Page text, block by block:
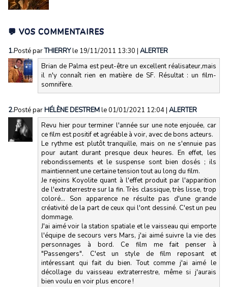
💬 VOS COMMENTAIRES
1.Posté parTHIERRYle 19/11/2011 13:30 | ALERTER
Brian de Palma est peut-être un excellent réalisateur,mais
il n'y connaît rien en matière de SF. Résultat : un film-
somnifère.
2.Posté parHÉLÈNE DESTREMle 01/01/2021 12:04| ALERTER
Revu hier pour terminer l'année sur une note enjouée, car
ce film est positif et agréable à voir, avec de bons acteurs.
Le rythme est plutôt tranquille, mais on ne s'ennuie pas
pour autant durant presque deux heures. En effet, les
rebondissements et le suspense sont bien dosés ; ils
maintiennent une certaine tension tout au long du film.
Je rejoins Koyolite quant à l'effet produit par l'apparition
de l'extraterrestre sur la fin. Très classique, très lisse, trop
coloré... Son apparence ne résulte pas d'une grande
créativité de la part de ceux qui l'ont dessiné. C'est un peu
dommage.
J'ai aimé voir la station spatiale et le vaisseau qui emporte
l'équipe de secours vers Mars, j'ai aimé suivre la vie des
personnages à bord. Ce film me fait penser à
"Passengers". C'est un style de film reposant et
intéressant qui fait du bien. Tout comme j'ai aimé le
décollage du vaisseau extraterrestre, même si j'aurais
bien voulu en voir plus encore !